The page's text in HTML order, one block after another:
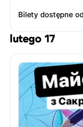
Bilety dostępne
lutego 17